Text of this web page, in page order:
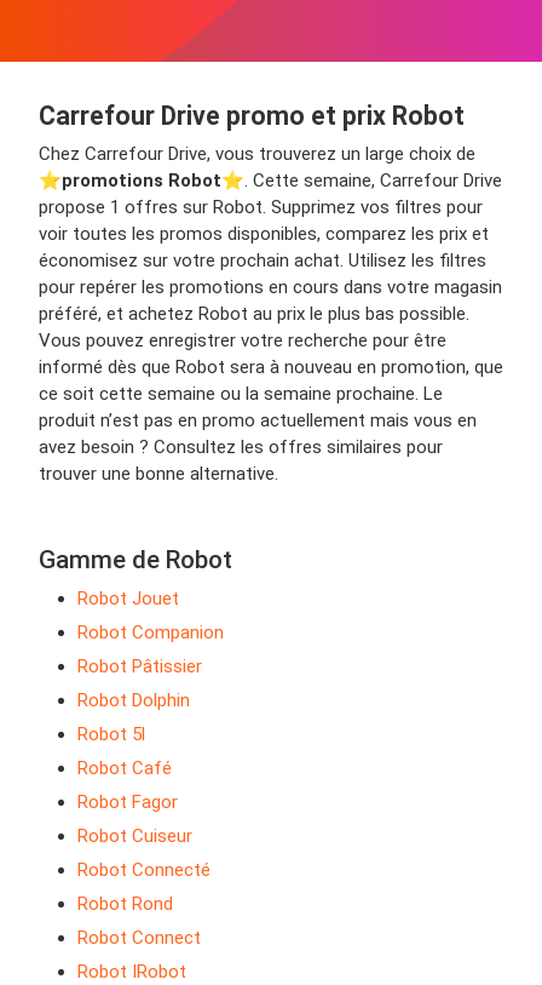
Carrefour Drive promo et prix Robot
Chez Carrefour Drive, vous trouverez un large choix de
⭐️promotions Robot⭐️. Cette semaine, Carrefour Drive
propose 1 offres sur Robot. Supprimez vos filtres pour
voir toutes les promos disponibles, comparez les prix et
économisez sur votre prochain achat. Utilisez les filtres
pour repérer les promotions en cours dans votre magasin
préféré, et achetez Robot au prix le plus bas possible.
Vous pouvez enregistrer votre recherche pour être
informé dès que Robot sera à nouveau en promotion, que
ce soit cette semaine ou la semaine prochaine. Le
produit n’est pas en promo actuellement mais vous en
avez besoin ? Consultez les offres similaires pour
trouver une bonne alternative.
Gamme de Robot
Robot Jouet
Robot Companion
Robot Pâtissier
Robot Dolphin
Robot 5l
Robot Café
Robot Fagor
Robot Cuiseur
Robot Connecté
Robot Rond
Robot Connect
Robot IRobot